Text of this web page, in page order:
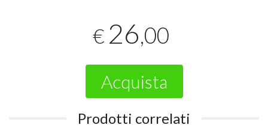
€ 26,00
Acquista
Prodotti correlati